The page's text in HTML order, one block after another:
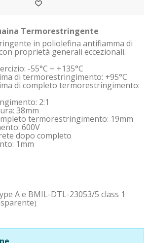
Termorestringente
in poliolefina antifiamma di
proprietà generali eccezionali.
-55°C ÷ +135°C
di termorestringimento: +95°C
di completo termorestringimento:
2:1
38mm
termorestringimento: 19mm
600V
dopo completo
1mm
A e BMIL-DTL-23053/5 class 1
)